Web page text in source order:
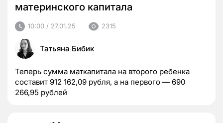
материнского капитала
10:00 / 27.01.25 2315
Татьяна Бибик
Теперь сумма маткапитала на второго ребенка
составит 912 162,09 рубля, а на первого — 690
266,95 рублей